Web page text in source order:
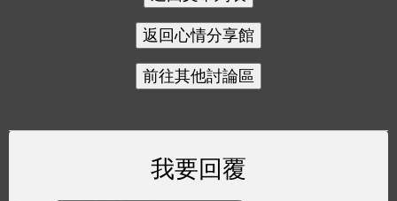
我要回覆